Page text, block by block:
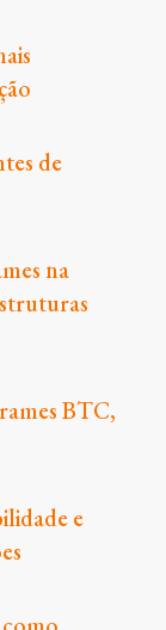
de
na
BTC,
e